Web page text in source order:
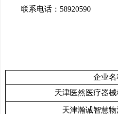
联系电话：58920590
企业名
天津医然医疗器械
天津瀚诚智慧物